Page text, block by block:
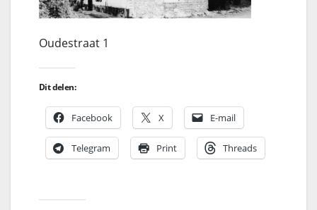
Oudestraat 1
Dit delen:
Facebook X E-mail
Telegram Print Threads